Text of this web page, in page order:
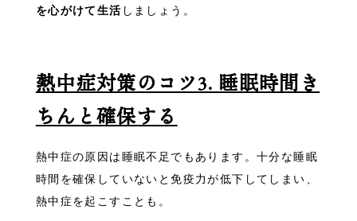
を心がけて生活 しましょう。
熱中症対策のコツ3. 睡眠時間き
ちんと確保する
熱中症の原因は睡眠不足でもあります。十分な睡眠
時間を確保していないと免疫力が低下してしまい、
熱中症を起こすことも。